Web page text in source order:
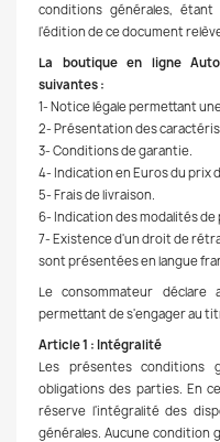
conditions générales,
l'édition de ce document
La boutique en ligne
suivantes :
1- Notice légale permettant
2- Présentation des
3- Conditions de garantie.
4- Indication en Euros du prix
5- Frais de livraison.
6- Indication des modalités
7- Existence d'un droit de
sont présentées en langue
Le consommateur
permettant de s'engager au
Article 1 : Intégralité
Les présentes conditions
obligations des parties. En
réserve l'intégralité des
générales. Aucune condition